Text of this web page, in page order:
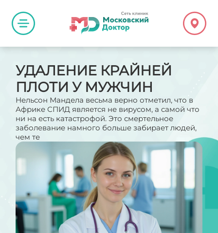
УДАЛЕНИЕ КРАЙНЕЙ
ПЛОТИ У МУЖЧИН
Нельсон Мандела весьма верно отметил, что в
Африке СПИД является не вирусом, а самой что
ни на есть катастрофой. Это смертельное
заболевание намного больше забирает людей,
чем те